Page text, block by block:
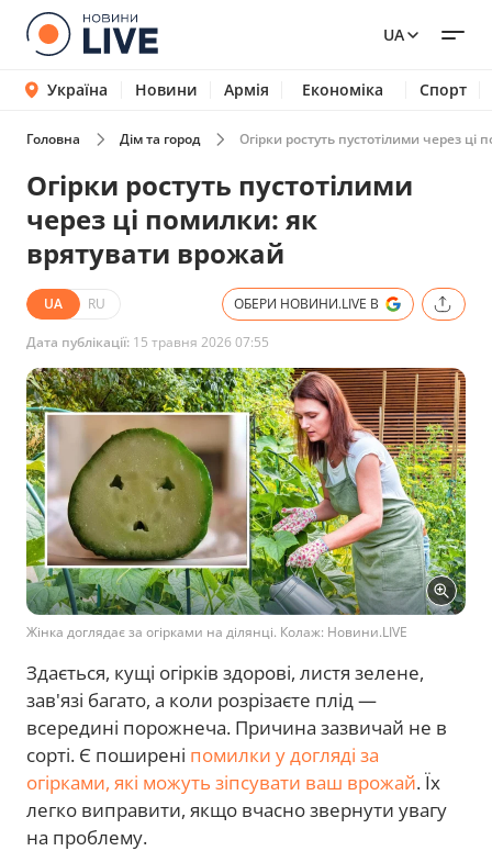
UA
Україна Новини Армія Економіка Спорт
Головна Дім та город Огірки ростуть пустотілими через
Огірки ростуть пустотілими
через ці помилки: як
врятувати врожай
UA RU ОБЕРИ НОВИНИ.LIVE В
Дата публікації: 15 травня 2026 07:55
Жінка доглядає за огірками на ділянці. Колаж: Новини.LIVE
Здається, кущі огірків здорові, листя зелене,
зав'язі багато, а коли розрізаєте плід —
всередині порожнеча. Причина зазвичай не в
сорті. Є поширені помилки у догляді за
огірками, які можуть зіпсувати ваш врожай. Їх
легко виправити, якщо вчасно звернути увагу
на проблему.